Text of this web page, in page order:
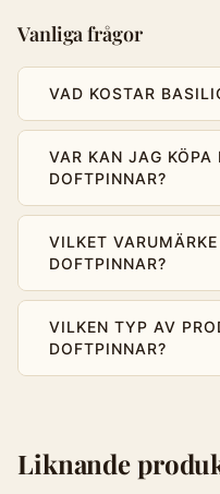
Vanliga frågor
VAD KOSTAR
VAR KAN JAG KÖPA
DOFTPINNAR?
VILKET
DOFTPINNAR?
VILKEN TYP AV
DOFTPINNAR?
Liknande